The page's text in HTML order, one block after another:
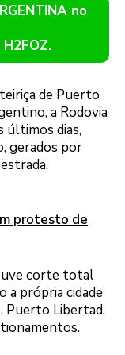
no
de Puerto
a Rodovia
últimos dias,
gerados por
protesto de
corte total
a própria cidade
Puerto Libertad,